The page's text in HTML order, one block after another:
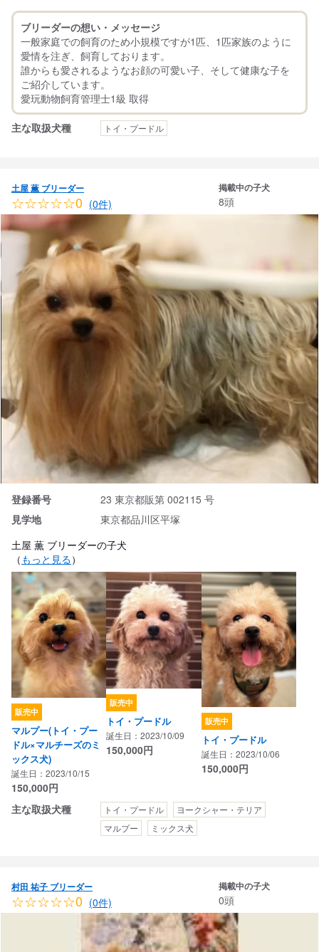
ブリーダーの想い・メッセージ
一般家庭での飼育のため小規模ですが1匹、1匹家族のように
愛情を注ぎ、飼育しております。
誰からも愛されるようなお顔の可愛い子、そして健康な子を
ご紹介しています。
主な取扱犬種 トイ・プードル
土屋 薫 ブリーダー
☆☆☆☆☆0 (0件)
掲載中の子犬
8頭
登録番号
23 東京都販第 002115 号
見学地
東京都品川区平塚
土屋 薫 ブリーダーの子犬
（ もっと見る）
販売中
マルプー(トイ・プー
ドル×マルチーズのミ
ックス犬)
誕生日：2023/10/15
150,000円
販売中
トイ・プードル
誕生日：2023/10/09
150,000円
販売中
トイ・プードル
誕生日：2023/10/06
150,000円
主な取扱犬種 トイ・プードル
ヨークシャー・テリア
マルプー
ミックス犬
村田 祐子 ブリーダー
☆☆☆☆☆0 (0件)
掲載中の子犬
0頭